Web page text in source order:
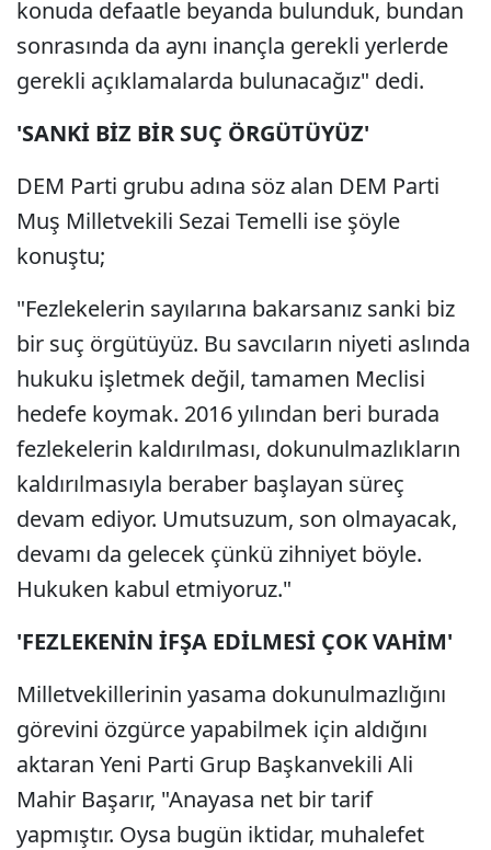
konuda defaatle beyanda bulunduk, bundan
sonrasında da aynı inançla gerekli yerlerde
gerekli açıklamalarda bulunacağız" dedi.
'SANKİ BİZ BİR SUÇ ÖRGÜTÜYÜZ'
DEM Parti grubu adına söz alan DEM Parti
Muş Milletvekili Sezai Temelli ise şöyle
konuştu;
"Fezlekelerin sayılarına bakarsanız sanki biz
bir suç örgütüyüz. Bu savcıların niyeti aslında
hukuku işletmek değil, tamamen Meclisi
hedefe koymak. 2016 yılından beri burada
fezlekelerin kaldırılması, dokunulmazlıkların
kaldırılmasıyla beraber başlayan süreç
devam ediyor. Umutsuzum, son olmayacak,
devamı da gelecek çünkü zihniyet böyle.
Hukuken kabul etmiyoruz."
'FEZLEKENİN İFŞA EDİLMESİ ÇOK VAHİM'
Milletvekillerinin yasama dokunulmazlığını
görevini özgürce yapabilmek için aldığını
aktaran Yeni Parti Grup Başkanvekili Ali
Mahir Başarır, "Anayasa net bir tarif
yapmıştır. Oysa bugün iktidar, muhalefet